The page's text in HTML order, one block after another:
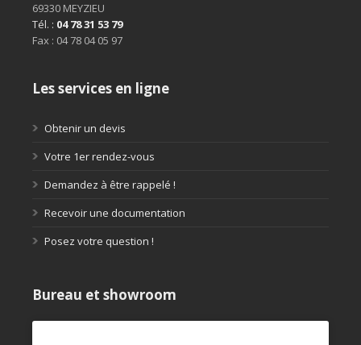
69330 MEYZIEU
Tél. : 04 78 31 53 79
Fax : 04 78 04 05 97
Les services en ligne
Obtenir un devis
Votre 1er rendez-vous
Demandez à être rappelé !
Recevoir une documentation
Posez votre question !
Bureau et showroom